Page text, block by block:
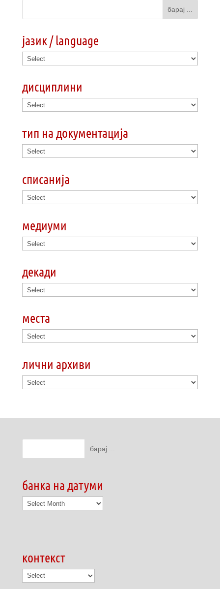
јазик / language
дисциплини
тип на документација
списанија
медиуми
декади
места
лични архиви
банка на датуми
банка
на
контекст